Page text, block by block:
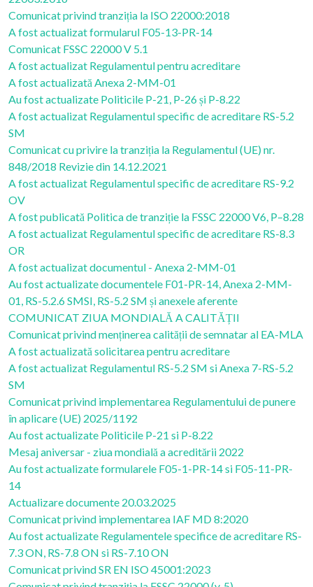
Comunicat privind tranziția la ISO 22000:2018
A fost actualizat formularul F05-13-PR-14
Comunicat FSSC 22000 V 5.1
A fost actualizat Regulamentul pentru acreditare
A fost actualizată Anexa 2-MM-01
Au fost actualizate Politicile P-21, P-26 și P-8.22
A fost actualizat Regulamentul specific de acreditare RS-5.2
SM
Comunicat cu privire la tranziția la Regulamentul (UE) nr.
848/2018 Revizie din 14.12.2021
A fost actualizat Regulamentul specific de acreditare RS-9.2
OV
A fost publicată Politica de tranziție la FSSC 22000 V6, P–8.28
A fost actualizat Regulamentul specific de acreditare RS-8.3
OR
A fost actualizat documentul - Anexa 2-MM-01
Au fost actualizate documentele F01-PR-14, Anexa 2-MM-
01, RS-5.2.6 SMSI, RS-5.2 SM și anexele aferente
COMUNICAT ZIUA MONDIALĂ A CALITĂȚII
Comunicat privind menținerea calității de semnatar al EA-MLA
A fost actualizată solicitarea pentru acreditare
A fost actualizat Regulamentul RS-5.2 SM si Anexa 7-RS-5.2
SM
Comunicat privind implementarea Regulamentului de punere
în aplicare (UE) 2025/1192
Au fost actualizate Politicile P-21 si P-8.22
Mesaj aniversar - ziua mondială a acreditării 2022
Au fost actualizate formularele F05-1-PR-14 si F05-11-PR-
14
Actualizare documente 20.03.2025
Comunicat privind implementarea IAF MD 8:2020
Au fost actualizate Regulamentele specifice de acreditare RS-
7.3 ON, RS-7.8 ON si RS-7.10 ON
Comunicat privind SR EN ISO 45001:2023